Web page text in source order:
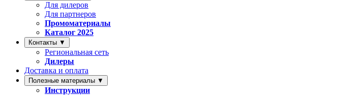
Для дилеров
Для партнеров
Промоматериалы
Каталог 2025
Контакты ▼
Региональная сеть
Дилеры
Доставка и оплата
Полезные материалы ▼
Инструкции